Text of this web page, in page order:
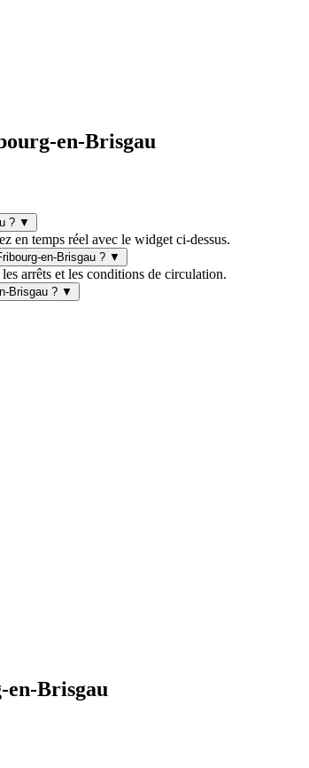
en-Brisgau
? ▼
en temps réel avec le widget ci-dessus.
en-Brisgau ? ▼
arrêts et les conditions de circulation.
Brisgau ? ▼
en-Brisgau